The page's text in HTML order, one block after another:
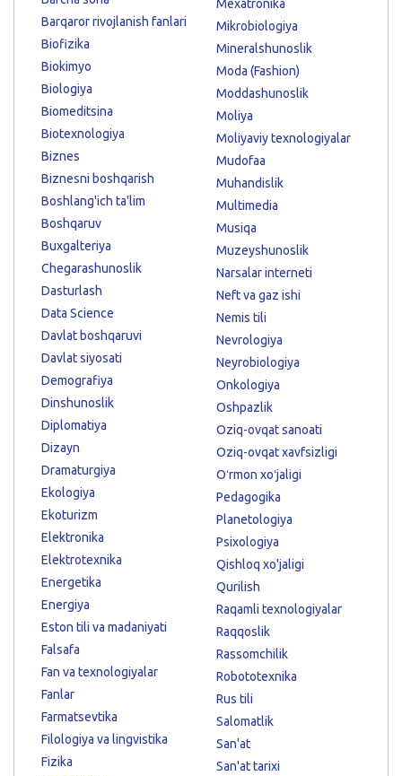
Barqaror rivojlanish fanlari
Biofizika
Biokimyo
Biologiya
Biomeditsina
Biotexnologiya
Biznes
Biznesni boshqarish
Boshlang'ich ta'lim
Boshqaruv
Buxgalteriya
Chegarashunoslik
Dasturlash
Data Science
Davlat boshqaruvi
Davlat siyosati
Demografiya
Dinshunoslik
Diplomatiya
Dizayn
Dramaturgiya
Ekologiya
Ekoturizm
Elektronika
Elektrotexnika
Energetika
Energiya
Eston tili va madaniyati
Falsafa
Fan va texnologiyalar
Fanlar
Farmatsevtika
Filologiya va lingvistika
Fizika
Mexatronika
Mikrobiologiya
Mineralshunoslik
Moda (Fashion)
Moddashunoslik
Moliya
Moliyaviy texnologiyalar
Mudofaa
Muhandislik
Multimedia
Musiqa
Muzeyshunoslik
Narsalar interneti
Neft va gaz ishi
Nemis tili
Nevrologiya
Neyrobiologiya
Onkologiya
Oshpazlik
Oziq-ovqat sanoati
Oziq-ovqat xavfsizligi
Oʻrmon xoʻjaligi
Pedagogika
Planetologiya
Psixologiya
Qishloq xo'jaligi
Qurilish
Raqamli texnologiyalar
Raqqoslik
Rassomchilik
Robototexnika
Rus tili
Salomatlik
San'at
San'at tarixi